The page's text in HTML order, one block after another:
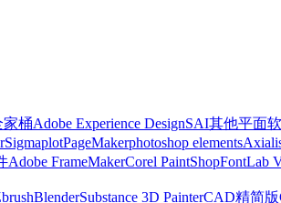
家桶Adobe Experience DesignSAI其他平面
SigmaplotPageMakerphotoshop elements
Adobe FrameMakerCorel PaintShopFontLab
BlenderSubstance 3D PainterCAD精简版